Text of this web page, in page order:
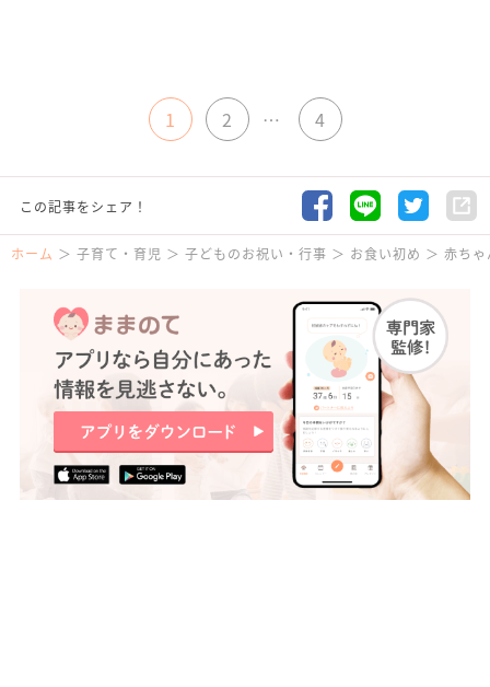
1 2 … 4
この記事をシェア！
ホーム 子育て・育児 子どものお祝い・行事 お食い初め 赤ち